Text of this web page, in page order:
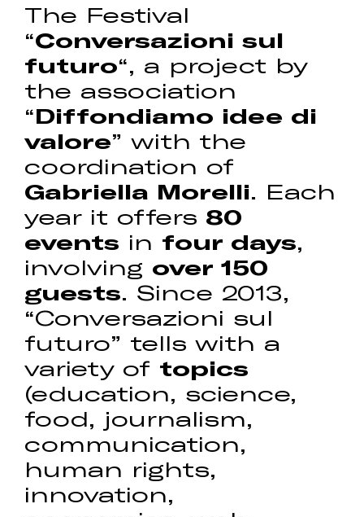
The Festival
“Conversazioni sul
futuro“, a project by
the association
“Diffondiamo idee di
valore” with the
coordination of
Gabriella Morelli. Each
year it offers 80
events in four days,
involving over 150
guests. Since 2013,
“Conversazioni sul
futuro” tells with a
variety of topics
(education, science,
food, journalism,
communication,
human rights,
innovation,